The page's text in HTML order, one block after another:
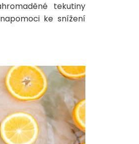
tekutiny
ke snížení